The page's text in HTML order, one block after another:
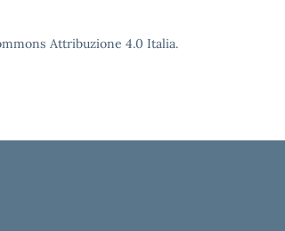
Attribuzione 4.0 Italia.